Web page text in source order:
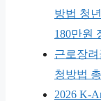
방법 청
180만원
근로장려
청방법
2026 K-